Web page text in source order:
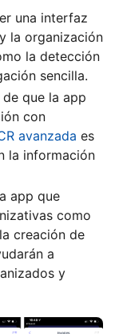
una interfaz
la organización
la detección
sencilla.
que la app
con
avanzada es
la información
app que
como
creación de
a
y